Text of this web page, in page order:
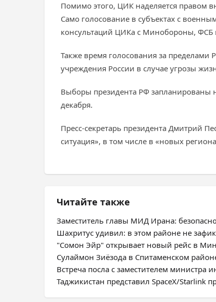
Помимо этого, ЦИК наделяется правом
Само голосование в субъектах с
консультаций ЦИКа с Минобороны, ФСБ
Также время голосования за
учреждения России в случае угрозы
Выборы президента РФ запланированы
декабря.
Пресс-секретарь президента Дмитрий
ситуация», в том числе в «новых
Читайте также
Заместитель главы МИД Ирана:
Шахритус удивил: в этом районе не
"Сомон Эйр" открывает новый рейс в
Сулаймон Зиёзода в Спитаменском
Встреча посла с заместителем министра
Таджикистан представил SpaceX/Starlink